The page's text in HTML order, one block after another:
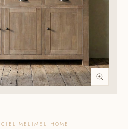
MELIMEL HOME